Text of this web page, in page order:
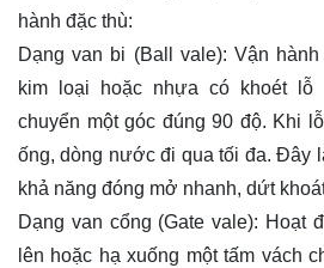
hành đặc thù:
Dạng van bi (Ball vale): Vận
kim loại hoặc nhựa có khoét lỗ
chuyển một góc đúng 90 độ. Khi
ống, dòng nước đi qua tối đa. Đây
khả năng đóng mở nhanh, dứt
Dạng van cổng (Gate vale): Hoạt
lên hoặc hạ xuống một tấm vách